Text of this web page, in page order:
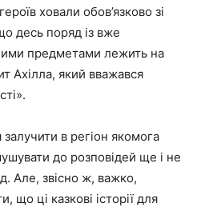
ховали обов’язково зі
десь поряд із вже
предметами лежить на
Ахілла, який вважався
в регіон якомога
до розповідей ще і не
Але, звісно ж, важко,
що ці казкові історії для